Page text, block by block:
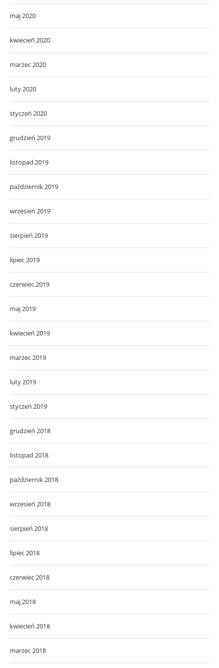
maj 2020
kwiecień 2020
marzec 2020
luty 2020
styczeń 2020
grudzień 2019
listopad 2019
październik 2019
wrzesień 2019
sierpień 2019
lipiec 2019
czerwiec 2019
maj 2019
kwiecień 2019
marzec 2019
luty 2019
styczeń 2019
grudzień 2018
listopad 2018
październik 2018
wrzesień 2018
sierpień 2018
lipiec 2018
czerwiec 2018
maj 2018
kwiecień 2018
marzec 2018